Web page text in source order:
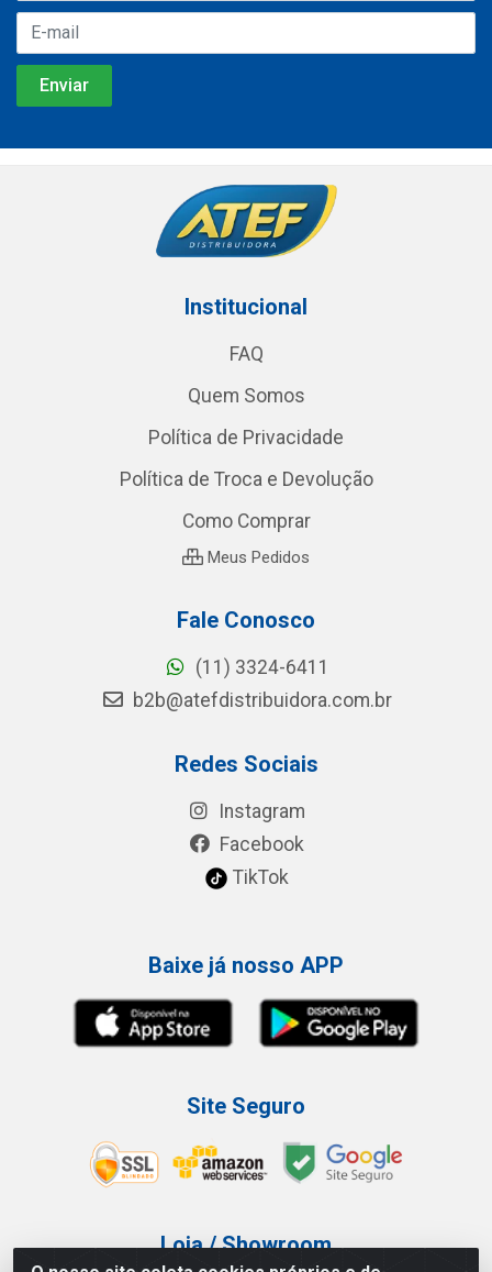
Institucional
FAQ
Quem Somos
Política de Privacidade
Política de Troca e Devolução
Como Comprar
Meus Pedidos
Fale Conosco
(11) 3324-6411
b2b@atefdistribuidora.com.br
Redes Sociais
Instagram
Facebook
TikTok
Baixe já nosso APP
Site Seguro
Loja / Showroom